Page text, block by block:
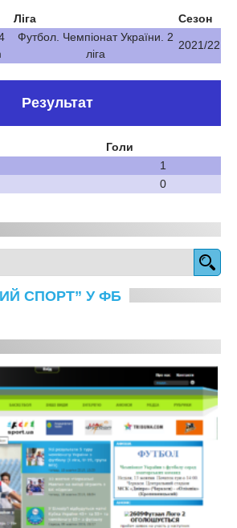
Ліга
Сезон
Футбол. Чемпіонат України. 2
ліга
2021/22
Результат
Голи
1
0
СПОРТ” У ФБ